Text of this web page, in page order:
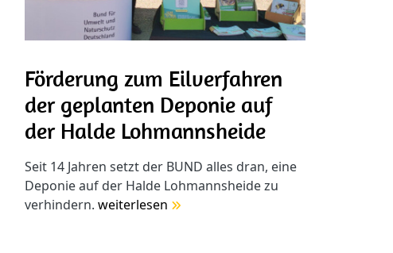
Förderung zum Eilverfahren
der geplanten Deponie auf
der Halde Lohmannsheide
Seit 14 Jahren setzt der BUND alles dran, eine
Deponie auf der Halde Lohmannsheide zu
verhindern. weiterlesen